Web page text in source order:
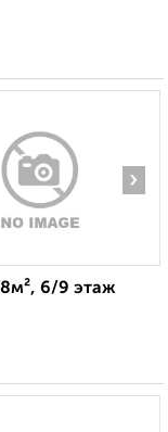
›
6/9 этаж